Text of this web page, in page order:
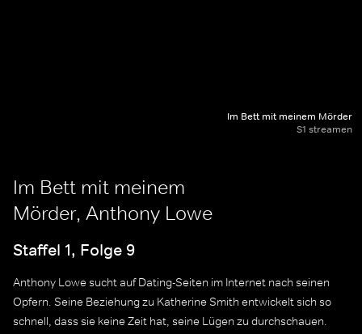
Im Bett mit meinem Mörder
S1 streamen
Im Bett mit meinem
Mörder, Anthony Lowe
Staffel 1, Folge 9
Anthony Lowe sucht auf Dating-Seiten im Internet nach seinen
Opfern. Seine Beziehung zu Katherine Smith entwickelt sich so
schnell, dass sie keine Zeit hat, seine Lügen zu durchschauen.